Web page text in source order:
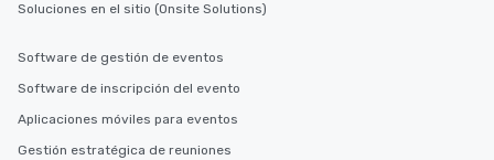
Soluciones en el sitio (Onsite Solutions)
Software de gestión de eventos
Software de inscripción del evento
Aplicaciones móviles para eventos
Gestión estratégica de reuniones